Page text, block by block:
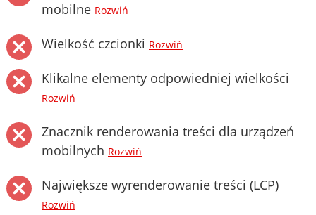
mobilne Rozwiń
Wielkość czcionki Rozwiń
Klikalne elementy odpowiedniej wielkości
Rozwiń
Znacznik renderowania treści dla urządzeń
mobilnych Rozwiń
Największe wyrenderowanie treści (LCP)
Rozwiń